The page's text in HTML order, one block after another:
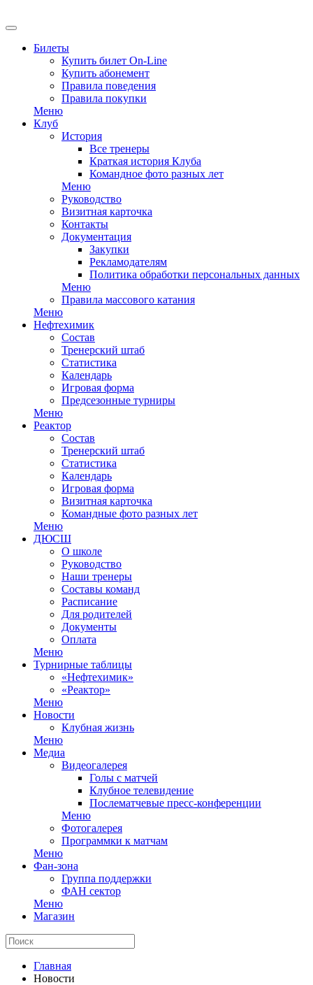
Билеты
Купить билет On-Line
Купить абонемент
Правила поведения
Правила покупки
Меню
Клуб
История
Все тренеры
Краткая история Клуба
Командное фото разных лет
Меню
Руководство
Визитная карточка
Контакты
Документация
Закупки
Рекламодателям
Политика обработки персональных данных
Меню
Правила массового катания
Меню
Нефтехимик
Состав
Тренерский штаб
Статистика
Календарь
Игровая форма
Предсезонные турниры
Меню
Реактор
Состав
Тренерский штаб
Статистика
Календарь
Игровая форма
Визитная карточка
Командные фото разных лет
Меню
ДЮСШ
О школе
Руководство
Наши тренеры
Составы команд
Расписание
Для родителей
Документы
Оплата
Меню
Турнирные таблицы
«Нефтехимик»
«Реактор»
Меню
Новости
Клубная жизнь
Меню
Медиа
Видеогалерея
Голы с матчей
Клубное телевидение
Послематчевые пресс-конференции
Меню
Фотогалерея
Программки к матчам
Меню
Фан-зона
Группа поддержки
ФАН сектор
Меню
Магазин
Главная
Новости